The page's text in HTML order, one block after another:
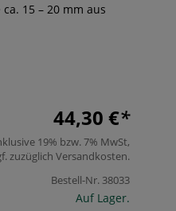
15 – 20 mm aus
44,30 €
19% bzw. 7% MwSt,
zuzüglich Versandkosten.
Bestell-Nr. 38033
Auf Lager.